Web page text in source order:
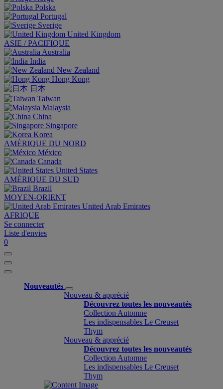
Polska
Portugal
Sverige
United Kingdom
ASIE / PACIFIQUE
Australia
India
New Zealand
Hong Kong
日本
Taiwan
Malaysia
China
Singapore
Korea
AMÉRIQUE DU NORD
México
Canada
United States
AMÉRIQUE DU SUD
Brazil
MOYEN-ORIENT
United Arab Emirates
AFRIQUE
Se connecter
Liste d'envies
0
Nouveautés
Nouveau & apprécié
Découvrez toutes les nouveautés
Collection Automne
Les indispensables Le Creuset
Thym
Nouveau & apprécié
Découvrez toutes les nouveautés
Collection Automne
Les indispensables Le Creuset
Thym